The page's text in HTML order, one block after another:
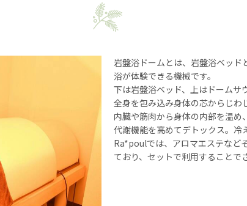
岩盤浴ドームとは、岩盤浴ベッド
浴が体験できる機械です。
下は岩盤浴ベッド、上はドームサ
全身を包み込み身体の芯からじわ
内臓や筋肉から身体の内部を温め
代謝機能を高めてデトックス。冷
Ra*poulでは、アロマエステなど
ており、セットで利用することで